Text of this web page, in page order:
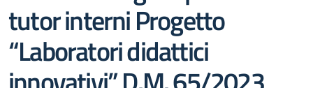
tutor interni Progetto
“Laboratori didattici